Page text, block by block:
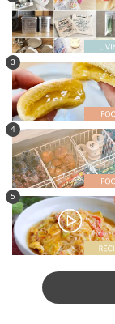
3
4
5